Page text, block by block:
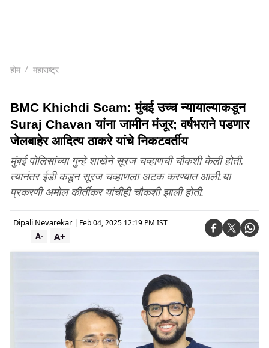
होम महाराष्ट्र
BMC Khichdi Scam: मुंबई उच्च न्यायाल्याकडून
Suraj Chavan यांना जामीन मंजूर; वर्षभराने पडणार
जेलबाहेर आदित्य ठाकरे यांचे निकटवर्तीय
मुंबई पोलिसांच्या गुन्हे शाखेने सूरज चव्हाणची चौकशी केली होती.
त्यानंतर ईडी कडून सूरज चव्हाणला अटक करण्यात आली.या
प्रकरणी अमोल कीर्तीकर यांचीही चौकशी झाली होती.
Dipali Nevarekar | Feb 04, 2025 12:19 PM IST
A+
A-